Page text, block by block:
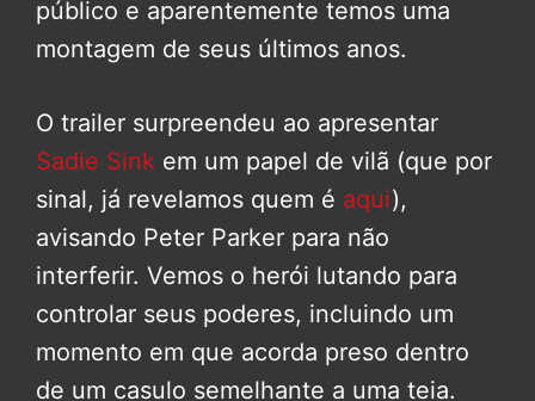
público e aparentemente temos uma
montagem de seus últimos anos.
O trailer surpreendeu ao apresentar
Sadie Sink em um papel de vilã (que por
sinal, já revelamos quem é aqui),
avisando Peter Parker para não
interferir. Vemos o herói lutando para
controlar seus poderes, incluindo um
momento em que acorda preso dentro
de um casulo semelhante a uma teia.